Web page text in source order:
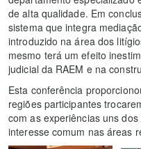
de alta qualidade. Em
sistema que integra
introduzido na área dos
mesmo terá um efeito
judicial da RAEM e na
Esta conferência
regiões participantes
com as experiências uns
interesse comum nas áreas